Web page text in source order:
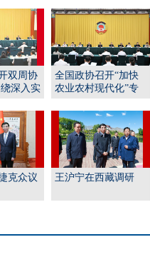
双周协
深入实
全国政协召开“加快
农业农村现代化”专
并...
克众议
王沪宁在西藏调研